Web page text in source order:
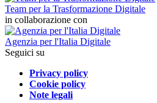
Team per la Trasformazione Digitale
in collaborazione con
Agenzia per l'Italia Digitale
Seguici su
Privacy policy
Cookie policy
Note legali